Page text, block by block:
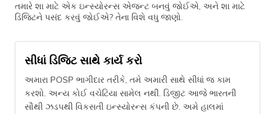
તમારે શા માટે એક ઇન્સ્યોરન્સ એજન્ટ બનવું જોઈએ, અને શા માટે
ડિજિટને પસંદ કરવું જોઈએ? તેના વિશે વધુ જાણો.
સીધાં ડિજિટ સાથે કાર્ય કરો
અમારા POSP ભાગીદાર તરીકે, તમે અમારી સાથે સીધાં જ કામ
કરશો. અન્ય કોઈ વચેટિયા સામેલ નથી. ડિજીટ આજે ભારતની
સૌથી ઝડપથી વિકસતી ઇન્સ્યોરન્સ કંપની છે. અમે હાલમાં